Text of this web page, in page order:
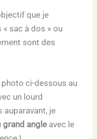
que je
sac à dos » ou
sont des
photo ci-dessous au
un lourd
auparavant, je
grand angle avec le